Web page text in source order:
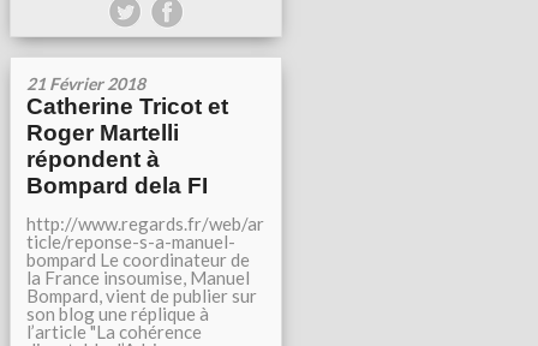
21 Février 2018
Catherine Tricot et
Roger Martelli
répondent à
Bompard dela FI
http://www.regards.fr/web/ar
ticle/reponse-s-a-manuel-
bompard Le coordinateur de
la France insoumise, Manuel
Bompard, vient de publier sur
son blog une réplique à
l’article "La cohérence